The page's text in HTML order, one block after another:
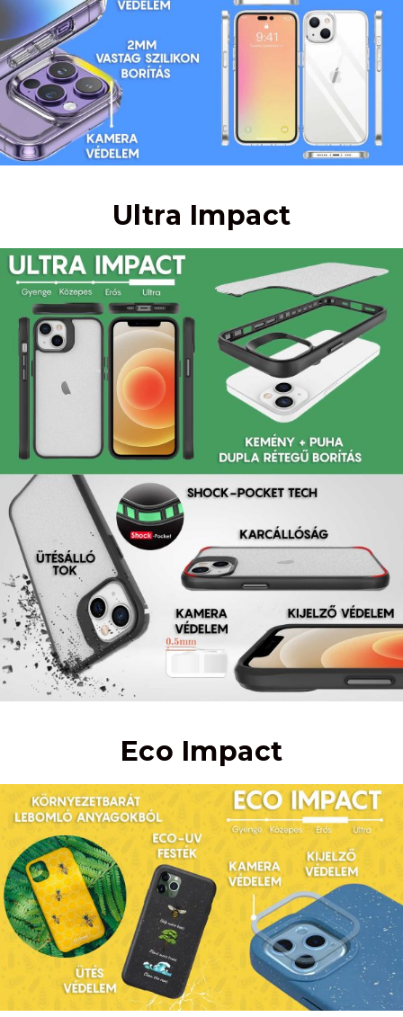
Ultra Impact
Eco Impact